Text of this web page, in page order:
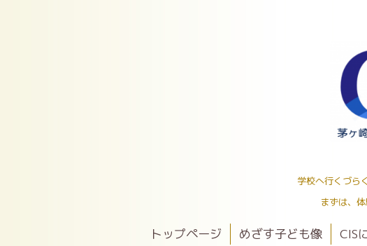
学校へ行くづら
まずは、
トップページ めざす子ども像 CIS